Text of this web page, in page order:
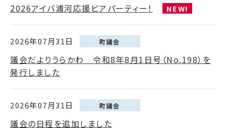
2026アイバ浦河応援ビアパーティー！ NEW!
2026年07月31日 町議会
議会だよりうらかわ 令和8年8月1日号（No.198）を
発行しました
2026年07月31日 町議会
議会の日程を追加しました